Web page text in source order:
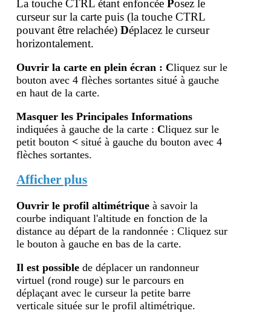
La touche CTRL étant enfoncéePosez le
curseur sur la carte puis (la toucheCTRL
pouvant être relachée)Déplacez le curseur
horizontalement.
Ouvrir la carte en plein écran :Cliquez sur le
bouton avec 4 flèches sortantes situé à gauche
en haut de la carte.
Masquer les Principales Informations
indiquées à gauche de la carte :Cliquez sur le
petit bouton < situé à gauche du bouton avec 4
flèches sortantes.
Afficher plus
Ouvrir le profil altimétrique à savoir la
courbe indiquant l'altitude en fonction de la
distance au départ de la randonnée : Cliquez sur
le bouton à gauche en bas de la carte.
Il est possible de déplacer un randonneur
virtuel (rond rouge) sur le parcours en
déplaçant avec le curseur la petite barre
verticale située sur le profil altimétrique.